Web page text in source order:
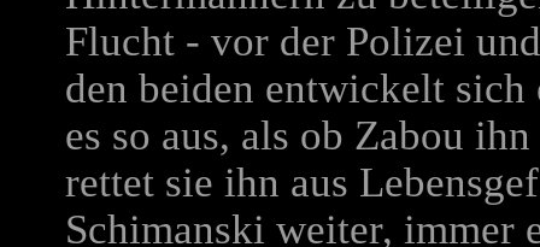
Flucht - vor der Polizei
den beiden entwickelt
es so aus, als ob Zabou
rettet sie ihn aus
Schimanski weiter, immer